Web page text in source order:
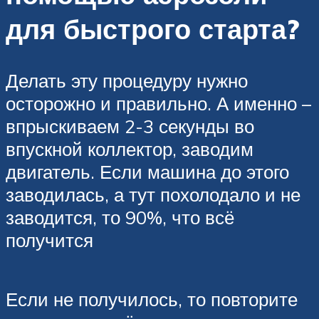
для быстрого старта?
Делать эту процедуру нужно
осторожно и правильно. А именно –
впрыскиваем 2-3 секунды во
впускной коллектор, заводим
двигатель. Если машина до этого
заводилась, а тут похолодало и не
заводится, то 90%, что всё
получится
Если не получилось, то повторите